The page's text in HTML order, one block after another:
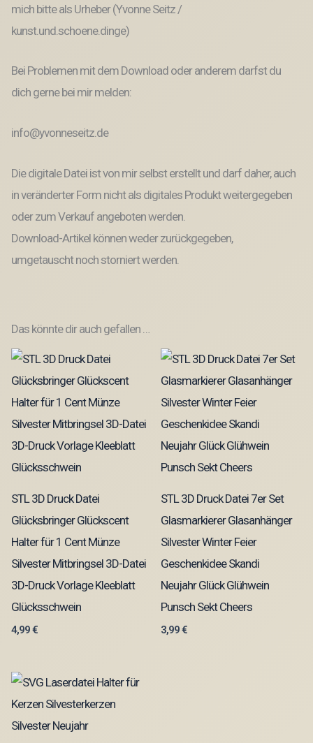
mich bitte als Urheber (Yvonne Seitz /
kunst.und.schoene.dinge)
Bei Problemen mit dem Download oder anderem darfst du
dich gerne bei mir melden:
info@yvonneseitz.de
Die digitale Datei ist von mir selbst erstellt und darf daher, auch
in veränderter Form nicht als digitales Produkt weitergegeben
oder zum Verkauf angeboten werden.
Download-Artikel können weder zurückgegeben,
umgetauscht noch storniert werden.
Das könnte dir auch gefallen …
STL 3D Druck Datei
Glücksbringer Glückscent
Halter für 1 Cent Münze
Silvester Mitbringsel 3D-Datei
3D-Druck Vorlage Kleeblatt
Glücksschwein
4,99€
STL 3D Druck Datei 7er Set
Glasmarkierer Glasanhänger
Silvester Winter Feier
Geschenkidee Skandi
Neujahr Glück Glühwein
Punsch Sekt Cheers
3,99€